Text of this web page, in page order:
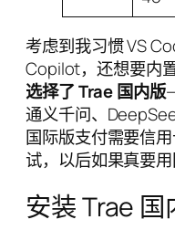
考虑到我习惯 VS
Copilot，还想要内
选择了 Trae 国内版
通义千问、
国际版支付需要信
试，以后如果真要用
安装 Trae